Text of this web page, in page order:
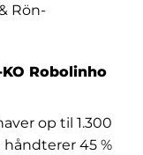
Rön-
Robolinho
op til 1.300
45 %